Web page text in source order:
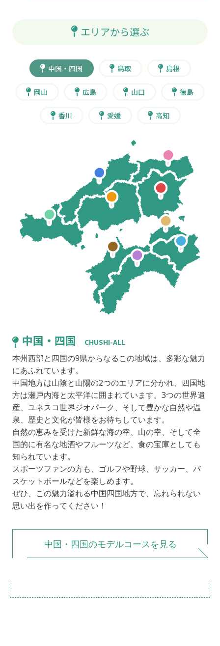
エリアから選ぶ
中国・四国 鳥取 島根
岡山 広島 山口 徳島
香川 愛媛 高知
中国・四国 CHUSHI-ALL
本州西部と四国の9県からなるこの地域は、多彩な魅力
にあふれています。
中国地方は山陰と山陽の2つのエリアに分かれ、四国地
方は瀬戸内海と太平洋に囲まれています。3つの世界遺
産、ユネスコ世界ジオパーク、そして豊かな自然や温
泉、歴史と文化が皆様をお待ちしています。
自然の恵みを受けた新鮮な海の幸、山の幸、そして全
国的に有名な地酒やフルーツなど、食の宝庫としても
知られています。
スポーツファンの方も、ゴルフや野球、サッカー、バ
スケットボールなどを楽しめます。
ぜひ、この魅力溢れる中国四国地方で、忘れられない
思い出を作ってください！
中国・四国のモデルコースを見る
TOTTORI
SHIMANE
OKAYAMA
HIROSHIMA
YAMAGUCHI
TOKUSHIMA
KAGAWA
EHIME
KOCHI